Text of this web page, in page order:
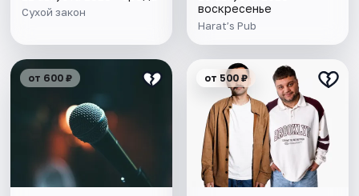
Сухой закон
воскресенье
Harat’s Pub
от 600 ₽ от 500 ₽